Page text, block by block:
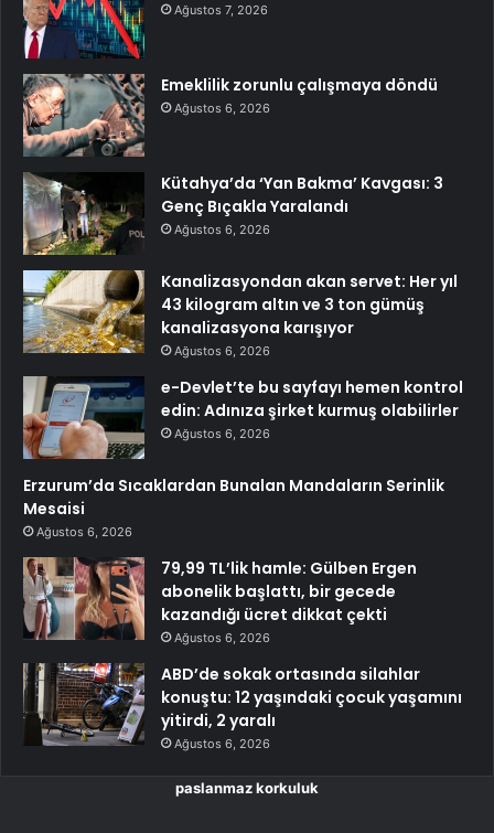
Ağustos 7, 2026
Emeklilik zorunlu çalışmaya döndü
Ağustos 6, 2026
Kütahya’da ‘Yan Bakma’ Kavgası: 3
Genç Bıçakla Yaralandı
Ağustos 6, 2026
Kanalizasyondan akan servet: Her yıl
43 kilogram altın ve 3 ton gümüş
kanalizasyona karışıyor
Ağustos 6, 2026
e-Devlet’te bu sayfayı hemen kontrol
edin: Adınıza şirket kurmuş olabilirler
Ağustos 6, 2026
Erzurum’da Sıcaklardan Bunalan Mandaların Serinlik
Mesaisi
Ağustos 6, 2026
79,99 TL’lik hamle: Gülben Ergen
abonelik başlattı, bir gecede
kazandığı ücret dikkat çekti
Ağustos 6, 2026
ABD’de sokak ortasında silahlar
konuştu: 12 yaşındaki çocuk yaşamını
yitirdi, 2 yaralı
Ağustos 6, 2026
paslanmaz korkuluk